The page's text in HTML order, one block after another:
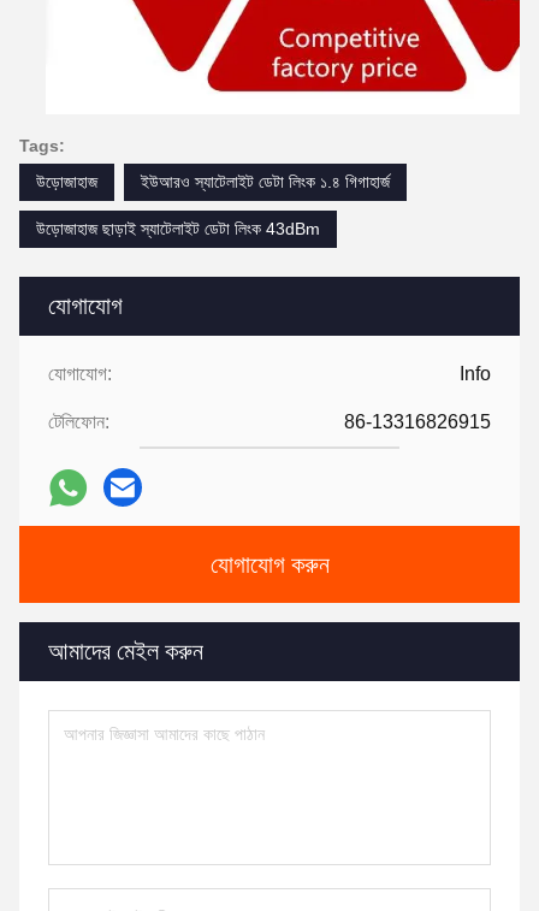
যোগাযোগ
যোগাযোগ: Info
টেলিফোন: 86-13316826915
যোগাযোগ করুন
আমাদের মেইল ​​করুন
Tags:
উড়োজাহাজ
ইউআরও স্যাটেলাইট ডেটা লিংক ১.৪ গিগাহার্জ
উড়োজাহাজ ছাড়াই স্যাটেলাইট ডেটা লিংক 43dBm